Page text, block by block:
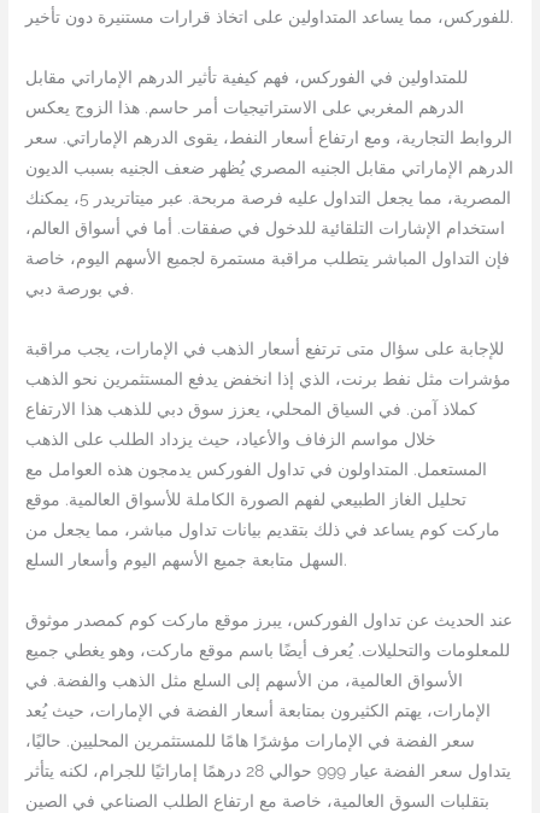
للفوركس، مما يساعد المتداولين على اتخاذ قرارات مستنيرة دون تأخير.
للمتداولين في الفوركس، فهم كيفية تأثير الدرهم الإماراتي مقابل
الدرهم المغربي على الاستراتيجيات أمر حاسم. هذا الزوج يعكس
الروابط التجارية، ومع ارتفاع أسعار النفط، يقوى الدرهم الإماراتي. سعر
الدرهم الإماراتي مقابل الجنيه المصري يُظهر ضعف الجنيه بسبب الديون
المصرية، مما يجعل التداول عليه فرصة مربحة. عبر ميتاتريدر 5، يمكنك
استخدام الإشارات التلقائية للدخول في صفقات. أما في أسواق العالم،
فإن التداول المباشر يتطلب مراقبة مستمرة لجميع الأسهم اليوم، خاصة
في بورصة دبي.
للإجابة على سؤال متى ترتفع أسعار الذهب في الإمارات، يجب مراقبة
مؤشرات مثل نفط برنت، الذي إذا انخفض يدفع المستثمرين نحو الذهب
كملاذ آمن. في السياق المحلي، يعزز سوق دبي للذهب هذا الارتفاع
خلال مواسم الزفاف والأعياد، حيث يزداد الطلب على الذهب
المستعمل. المتداولون في تداول الفوركس يدمجون هذه العوامل مع
تحليل الغاز الطبيعي لفهم الصورة الكاملة للأسواق العالمية. موقع
ماركت كوم يساعد في ذلك بتقديم بيانات تداول مباشر، مما يجعل من
السهل متابعة جميع الأسهم اليوم وأسعار السلع.
عند الحديث عن تداول الفوركس، يبرز موقع ماركت كوم كمصدر موثوق
للمعلومات والتحليلات. يُعرف أيضًا باسم موقع ماركت، وهو يغطي جميع
الأسواق العالمية، من الأسهم إلى السلع مثل الذهب والفضة. في
الإمارات، يهتم الكثيرون بمتابعة أسعار الفضة في الإمارات، حيث يُعد
سعر الفضة في الإمارات مؤشرًا هامًا للمستثمرين المحليين. حاليًا،
يتداول سعر الفضة عيار 999 حوالي 28 درهمًا إماراتيًا للجرام، لكنه يتأثر
بتقلبات السوق العالمية، خاصة مع ارتفاع الطلب الصناعي في الصين